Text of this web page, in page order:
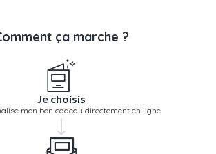
ça marche ?
Je choisis
mon bon cadeau directement en ligne